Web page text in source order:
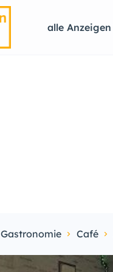
alle Anzeigen
Gastronomie Café